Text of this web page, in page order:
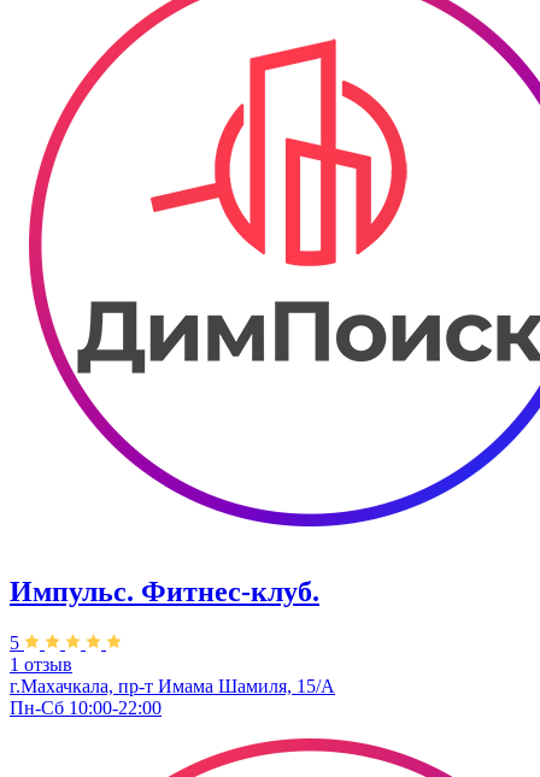
Импульс. Фитнес-клуб.
5
1 отзыв
г.Махачкала, пр-т Имама Шамиля, 15/А
Пн-Сб 10:00-22:00